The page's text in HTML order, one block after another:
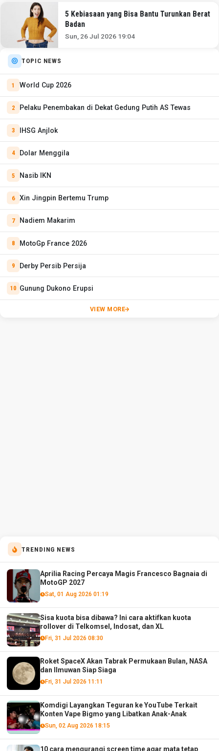
5 Kebiasaan yang Bisa Bantu Turunkan Berat
Badan
Sun, 26 Jul 2026 19:04
TOPIC NEWS
World Cup 2026
Pelaku Penembakan di Dekat Gedung Putih AS Tewas
IHSG Anjlok
Dolar Menggila
Nasib IKN
Xin Jingpin Bertemu Trump
Nadiem Makarim
MotoGp France 2026
Derby Persib Persija
Gunung Dukono Erupsi
VIEW MORE
TRENDING NEWS
Aprilia Racing Percaya Magis Francesco Bagnaia di
MotoGP 2027
Sat, 01 Aug 2026 01:19
Sisa kuota bisa dibawa? Ini cara aktifkan kuota
rollover di Telkomsel, Indosat, dan XL
Fri, 31 Jul 2026 08:30
Roket SpaceX Akan Tabrak Permukaan Bulan, NASA
dan Ilmuwan Siap Siaga
Fri, 31 Jul 2026 11:11
Komdigi Layangkan Teguran ke YouTube Terkait
Konten Vape Bigmo yang Libatkan Anak-Anak
Sun, 02 Aug 2026 18:15
10 cara mengurangi screen time agar mata tetap